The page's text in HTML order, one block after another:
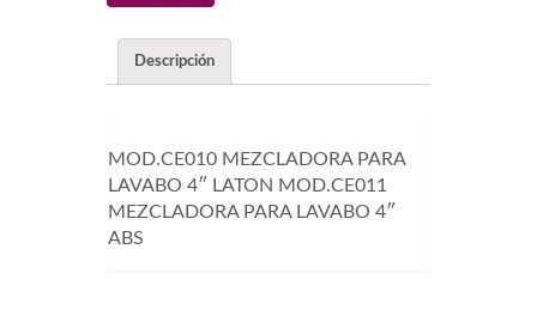
Descripción
MOD.CE010 MEZCLADORA PARA
LAVABO 4″ LATON MOD.CE011
MEZCLADORA PARA LAVABO 4″
ABS